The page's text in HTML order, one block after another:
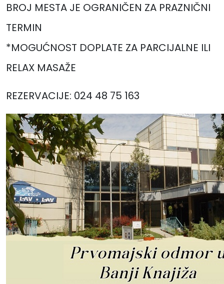
BROJ MESTA JE OGRANIČEN ZA PRAZNIČNI
TERMIN
*MOGUĆNOST DOPLATE ZA PARCIJALNE ILI
RELAX MASAŽE
REZERVACIJE: 024 48 75 163